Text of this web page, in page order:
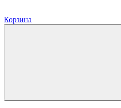
Корзина